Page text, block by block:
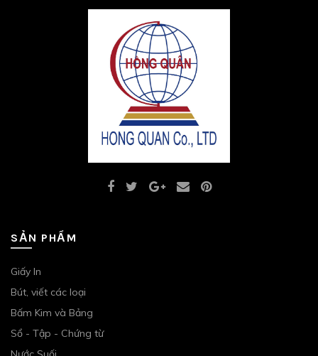
SẢN PHẨM
Giấy In
Bút, viết các loại
Bấm Kim và Bảng
Sổ - Tập - Chứng từ